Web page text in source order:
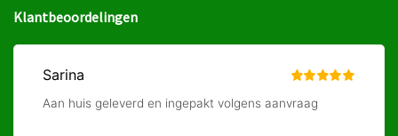
Klantbeoordelingen